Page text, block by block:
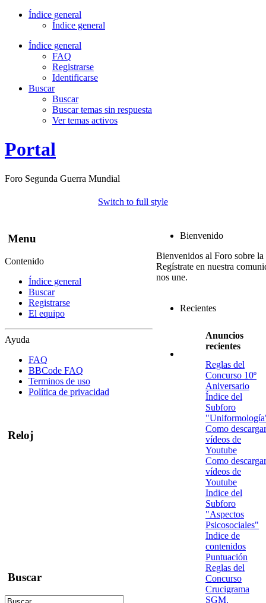
Índice general
Índice general
Índice general
FAQ
Registrarse
Identificarse
Buscar
Buscar
Buscar temas sin respuesta
Ver temas activos
Portal
Foro Segunda Guerra Mundial
Switch to full style
Menu
Contenido
Índice general
Buscar
Registrarse
El equipo
Ayuda
FAQ
BBCode FAQ
Terminos de uso
Política de privacidad
Reloj
Buscar
Bienvenido
Bienvenidos al Foro sobre
Regístrate en nuestra
nos une.
Recientes
Anuncios
recientes
Reglas del
Concurso 10º
Aniversario
Índice del
Subforo
Como descargar
vídeos de
Youtube
Como descargar
vídeos de
Youtube
Indice del
Subforo
"Aspectos
Psicosociales"
Indice de
contenidos
Puntuación
Reglas del
Concurso
Crucigrama
SGM.